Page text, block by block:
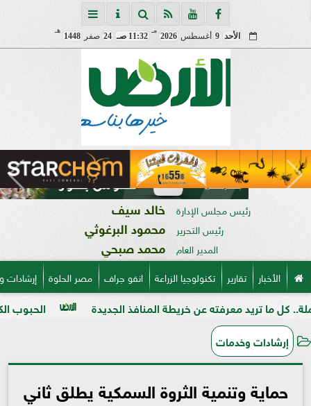
الأحد 9 أغسطس2026
مـ
11:32 صـ 24 صفر1448
هـ
رئيس مجلس الإدارة خالد سيف
رئيس التحرير محمود البرغوثي
المدير العام محمد صبحي
الأخبار تقارير تكنولوجيا الزراعة انفو جراف مصر الحلوة
الحبوب الكاملة وفوائدها عن خريطة المنافذ الجديدة
إرشادات وخدمات
حماية وتنمية الثروة السمكية يطلق ثاني